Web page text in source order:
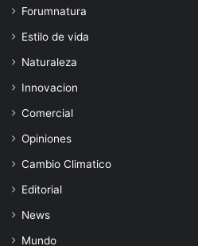
Forumnatura
Estilo de vida
Naturaleza
Innovacion
Comercial
Opiniones
Cambio Climatico
Editorial
News
Mundo